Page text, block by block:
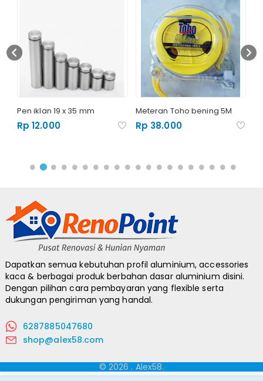
Pen iklan 19 x 35 mm
Rp 12.000
Meteran Toho bening 5M
Rp 38.000
Dapatkan semua kebutuhan profil aluminium, accessories
kaca & berbagai produk berbahan dasar aluminium disini.
Dengan pilihan cara pembayaran yang flexible serta
dukungan pengiriman yang handal.
6287885047680
shop@alex58.com
© 2026. Alex58.